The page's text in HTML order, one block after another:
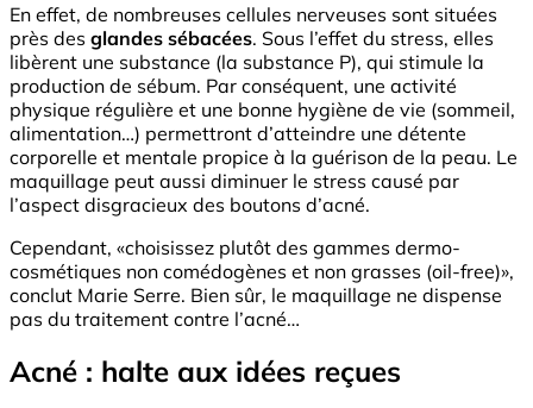
En effet, de nombreuses cellules nerveuses sont situées
près des glandes sébacées. Sous l’effet du stress, elles
libèrent une substance (la substance P), qui stimule la
production de sébum. Par conséquent, une activité
physique régulière et une bonne hygiène de vie (sommeil,
alimentation…) permettront d’atteindre une détente
corporelle et mentale propice à la guérison de la peau. Le
maquillage peut aussi diminuer le stress causé par
l’aspect disgracieux des boutons d’acné.
Cependant, «choisissez plutôt des gammes dermo-
cosmétiques non comédogènes et non grasses (oil-free)»,
conclut Marie Serre. Bien sûr, le maquillage ne dispense
pas du traitement contre l’acné…
Acné : halte aux idées reçues